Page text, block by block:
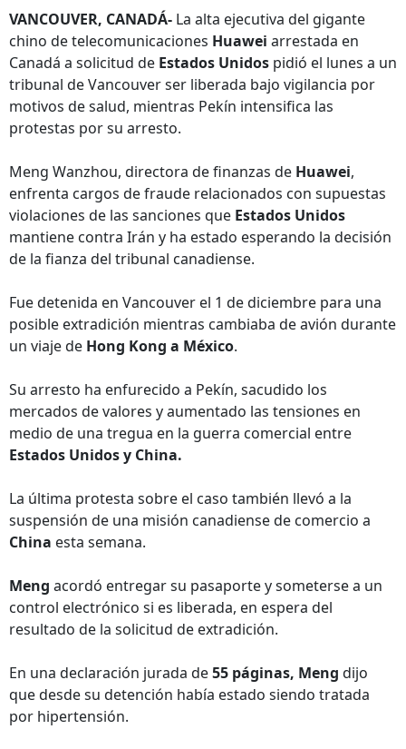
VANCOUVER, CANADÁ- La alta ejecutiva del gigante
chino de telecomunicaciones Huawei arrestada en
Canadá a solicitud de Estados Unidos pidió el lunes a un
tribunal de Vancouver ser liberada bajo vigilancia por
motivos de salud, mientras Pekín intensifica las
protestas por su arresto.
Meng Wanzhou, directora de finanzas de Huawei,
enfrenta cargos de fraude relacionados con supuestas
violaciones de las sanciones que Estados Unidos
mantiene contra Irán y ha estado esperando la decisión
de la fianza del tribunal canadiense.
Fue detenida en Vancouver el 1 de diciembre para una
posible extradición mientras cambiaba de avión durante
un viaje de Hong Kong a México.
Su arresto ha enfurecido a Pekín, sacudido los
mercados de valores y aumentado las tensiones en
medio de una tregua en la guerra comercial entre
Estados Unidos y China.
La última protesta sobre el caso también llevó a la
suspensión de una misión canadiense de comercio a
China esta semana.
Meng acordó entregar su pasaporte y someterse a un
control electrónico si es liberada, en espera del
resultado de la solicitud de extradición.
En una declaración jurada de55 páginas, Meng dijo
que desde su detención había estado siendo tratada
por hipertensión.